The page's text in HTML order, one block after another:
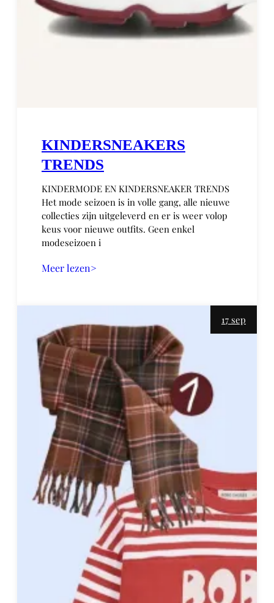
KINDERSNEAKERS
TRENDS
KINDERMODE EN KINDERSNEAKER TRENDS
Het mode seizoen is in volle gang, alle nieuwe
collecties zijn uitgeleverd en er is weer volop
keus voor nieuwe outfits. Geen enkel
modeseizoen i
Meer lezen>
17 sep